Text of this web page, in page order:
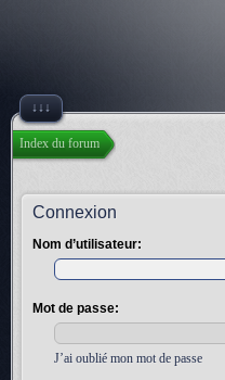
↓↓↓
Index du forum
Connexion
Nom d’utilisateur:
Mot de passe:
J’ai oublié mon mot de passe